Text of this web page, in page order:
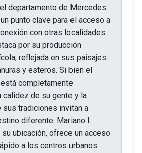
departamento de Mercedes
punto clave para el acceso a
con otras localidades.
por su producción
reflejada en sus paisajes
y esteros. Si bien el
completamente
calidez de su gente y la
sus tradiciones invitan a
diferente. Mariano I.
ubicación, ofrece un acceso
a los centros urbanos